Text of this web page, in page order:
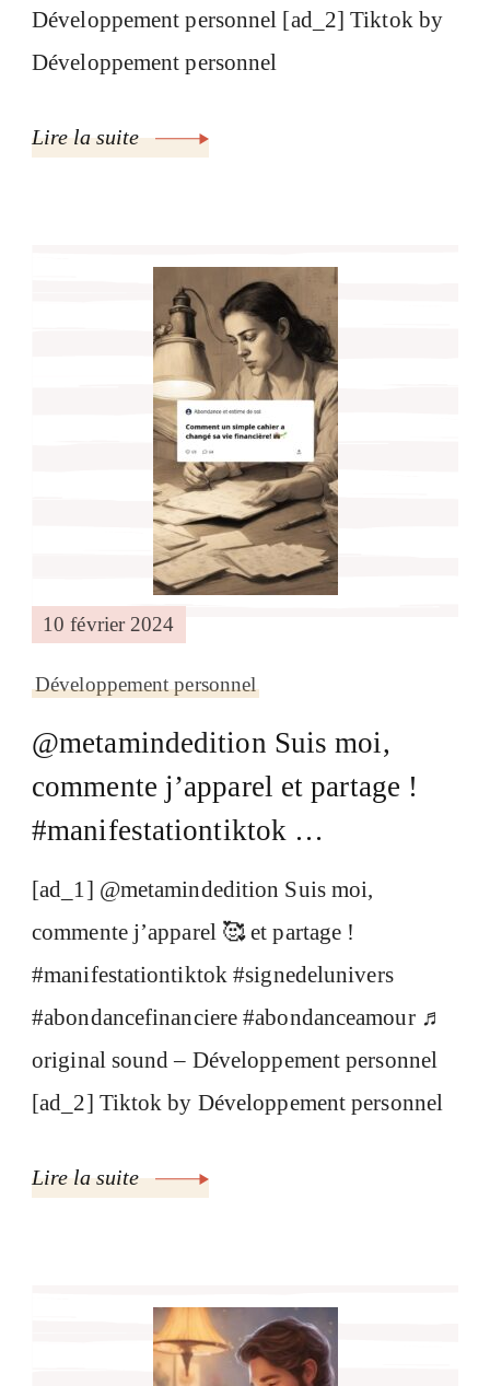
Développement personnel [ad_2] Tiktok by
Développement personnel
Lire la suite
10 février 2024
Développement personnel
@metamindedition Suis moi,
commente j’apparel et partage !
#manifestationtiktok …
[ad_1] @metamindedition Suis moi,
commente j’apparel 🥰 et partage !
#manifestationtiktok #signedelunivers
#abondancefinanciere #abondanceamour ♬
original sound – Développement personnel
[ad_2] Tiktok by Développement personnel
Lire la suite